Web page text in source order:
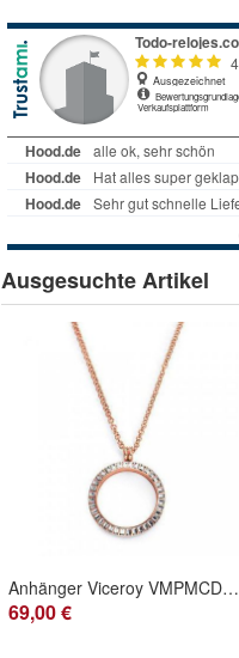
Ausgesuchte Artikel
Anhänger Viceroy VMPMCD-09
69,00 €